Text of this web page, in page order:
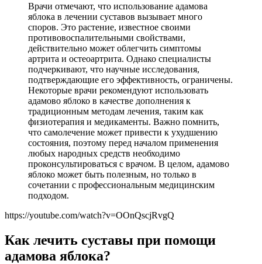
Врачи отмечают, что использование адамова
яблока в лечении суставов вызывает много
споров. Это растение, известное своими
противовоспалительными свойствами,
действительно может облегчить симптомы
артрита и остеоартрита. Однако специалисты
подчеркивают, что научные исследования,
подтверждающие его эффективность, ограничены.
Некоторые врачи рекомендуют использовать
адамово яблоко в качестве дополнения к
традиционным методам лечения, таким как
физиотерапия и медикаменты. Важно помнить,
что самолечение может привести к ухудшению
состояния, поэтому перед началом применения
любых народных средств необходимо
проконсультироваться с врачом. В целом, адамово
яблоко может быть полезным, но только в
сочетании с профессиональным медицинским
подходом.
https://youtube.com/watch?v=OOnQscjRvgQ
Как лечить суставы при помощи
адамова яблока?